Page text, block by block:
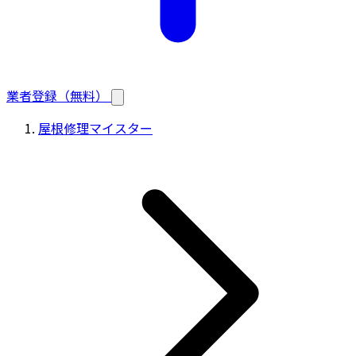
業者登録（無料）
屋根修理マイスター